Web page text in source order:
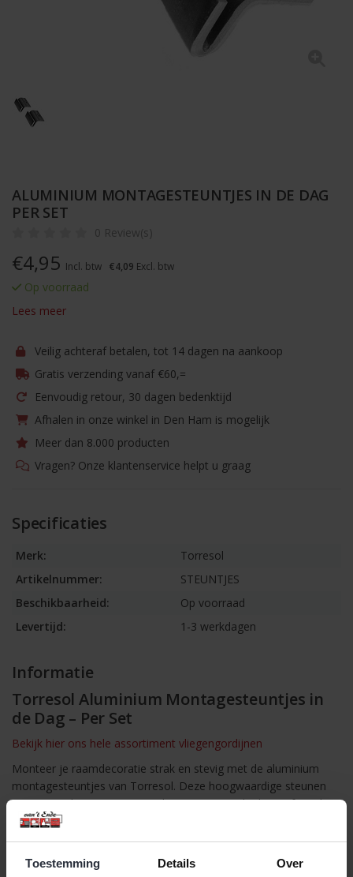
Toestemming Details Over
ALUMINIUM MONTAGESTEUNTJES IN DE DAG
PER SET
0 Review(s)
€4,95 Incl. btw €4,09 Excl. btw
Op voorraad
Lees meer
Veilig achteraf betalen, tot 14 dagen na aankoop
Gratis verzending vanaf €60,=
Eenvoudig retour, 30 dagen bedenktijd
Afhalen in onze winkel in Den Ham is mogelijk
Meer dan 8.000 producten
Vragen? Onze klantenservice helpt u graag
Specificaties
Merk:
Torresol
Artikelnummer:
STEUNTJES
Beschikbaarheid:
Op voorraad
Levertijd:
1-3 werkdagen
Informatie
Torresol Aluminium Montagesteuntjes in
de Dag – Per Set
Bekijk hier ons hele assortiment vliegengordijnen
Monteer je raamdecoratie strak en stevig met de aluminium
montagesteuntjes van Torresol. Deze hoogwaardige steunen
zijn speciaal ontworpen voor bevestiging “in de dag”, oftewel
binnen het kozijn. Dankzij de robuuste aluminium constructie
bieden ze langdurige ondersteuning en stabiliteit voor je
gordijnen, jaloezieën of rolgordijnen.